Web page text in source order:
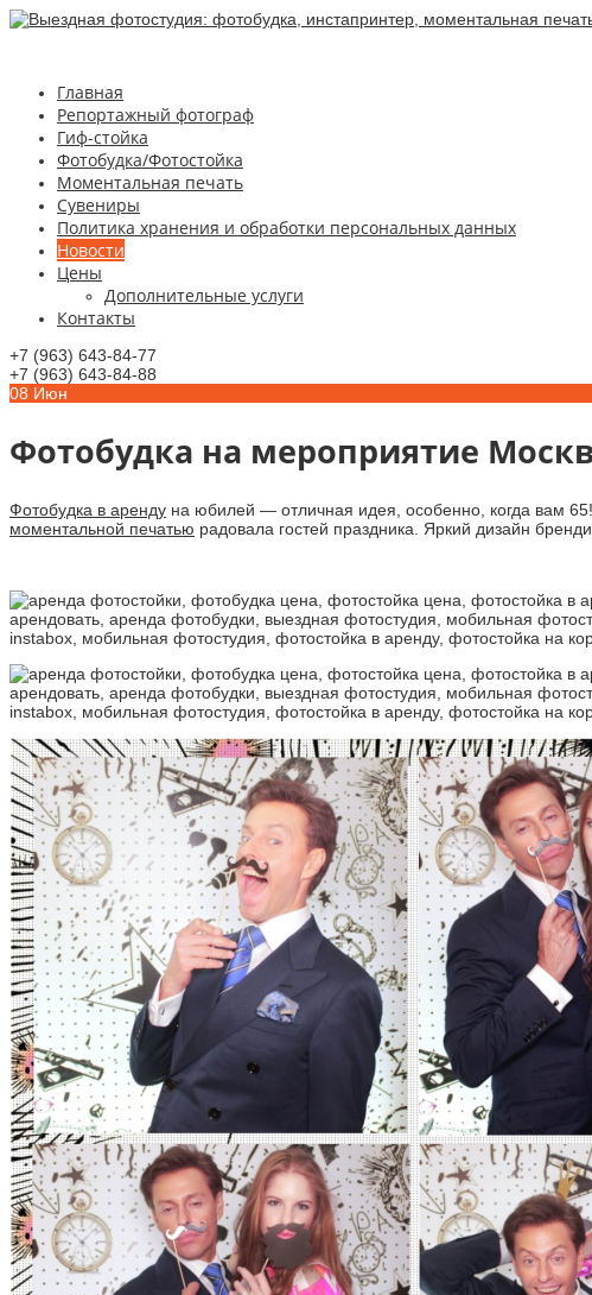
Главная
Репортажный фотограф
Гиф-стойка
Фотобудка/Фотостойка
Моментальная печать
Сувениры
Политика хранения и обработки персональных данных
Новости
Цены
Дополнительные услуги
Контакты
+7 (963) 643-84-77
+7 (963) 643-84-88
08 Июн
Фотобудка на мероприятие
Фотобудка в аренду на юбилей — отличная идея, особенно, когда вам
моментальной печатью радовала гостей праздника. Яркий дизайн